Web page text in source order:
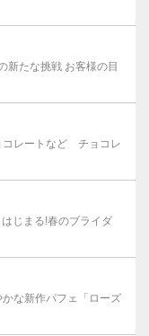
新たな挑戦 お客様の目
コレートなど チョコレ
じまる!春のブライダ
な新作パフェ「ローズ